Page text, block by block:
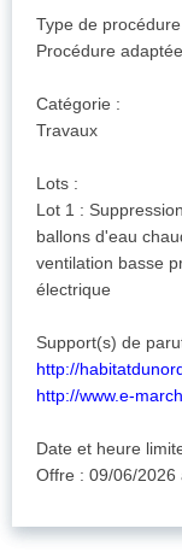
Type de
Procédure adaptée
Catégorie :
Travaux
Lots :
Lot 1 :
ballons d'eau
ventilation basse
électrique
Support(s) de
http://
http://www.e-
Date et heure
Offre : 09/06/2026